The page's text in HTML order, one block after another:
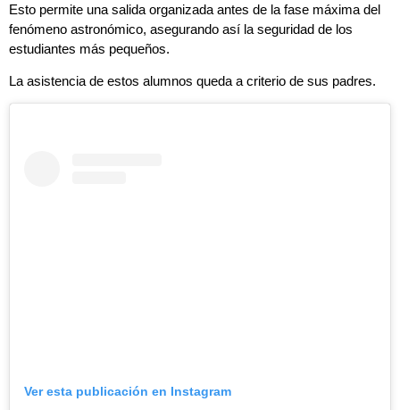
Esto permite una salida organizada antes de la fase máxima del
fenómeno astronómico, asegurando así la seguridad de los
estudiantes más pequeños.
La asistencia de estos alumnos queda a criterio de sus padres.
Ver esta publicación en Instagram